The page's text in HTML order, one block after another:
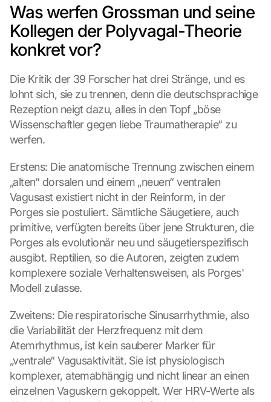
Was werfen Grossman und seine
Kollegen der Polyvagal-Theorie
konkret vor?
Die Kritik der 39 Forscher hat drei Stränge, und es
lohnt sich, sie zu trennen, denn die deutschsprachige
Rezeption neigt dazu, alles in den Topf „böse
Wissenschaftler gegen liebe Traumatherapie“ zu
werfen.
Erstens: Die anatomische Trennung zwischen einem
„alten“ dorsalen und einem „neuen“ ventralen
Vagusast existiert nicht in der Reinform, in der
Porges sie postuliert. Sämtliche Säugetiere, auch
primitive, verfügten bereits über jene Strukturen, die
Porges als evolutionär neu und säugetierspezifisch
ausgibt. Reptilien, so die Autoren, zeigten zudem
komplexere soziale Verhaltensweisen, als Porges'
Modell zulasse.
Zweitens: Die respiratorische Sinusarrhythmie, also
die Variabilität der Herzfrequenz mit dem
Atemrhythmus, ist kein sauberer Marker für
„ventrale“ Vagusaktivität. Sie ist physiologisch
komplexer, atemabhängig und nicht linear an einen
einzelnen Vaguskern gekoppelt. Wer HRV-Werte als